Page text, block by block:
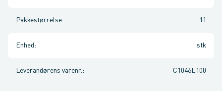
Pakkestørrelse: 11
Enhed : stk
Leverandørens varenr. : C1046E100